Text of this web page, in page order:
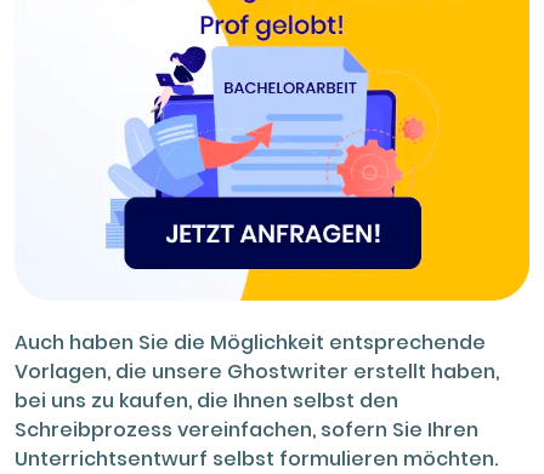
Auch haben Sie die Möglichkeit entsprechende
Vorlagen, die unsere Ghostwriter erstellt haben,
bei uns zu kaufen, die Ihnen selbst den
Schreibprozess vereinfachen, sofern Sie Ihren
Unterrichtsentwurf selbst formulieren möchten.